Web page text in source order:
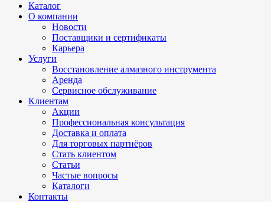
Каталог
О компании
Новости
Поставщики и сертификаты
Карьера
Услуги
Восстановление алмазного инструмента
Аренда
Сервисное обслуживание
Клиентам
Акции
Профессиональная консультация
Доставка и оплата
Для торговых партнёров
Стать клиентом
Статьи
Частые вопросы
Каталоги
Контакты